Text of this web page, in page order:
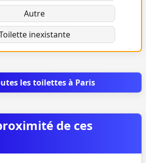
Autre
inexistante
les toilettes à Paris
de ces